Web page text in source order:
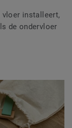
vloer installeert,
de ondervloer